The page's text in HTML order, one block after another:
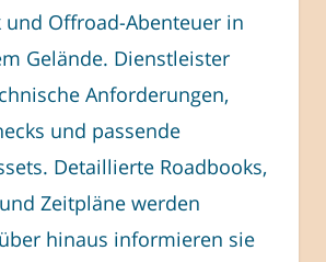
und Offroad-Abenteuer in
Gelände. Dienstleister
Anforderungen,
und passende
Detaillierte Roadbooks,
Zeitpläne werden
hinaus informieren sie